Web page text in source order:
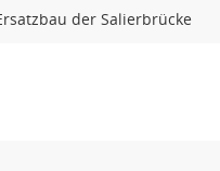
der Salierbrücke